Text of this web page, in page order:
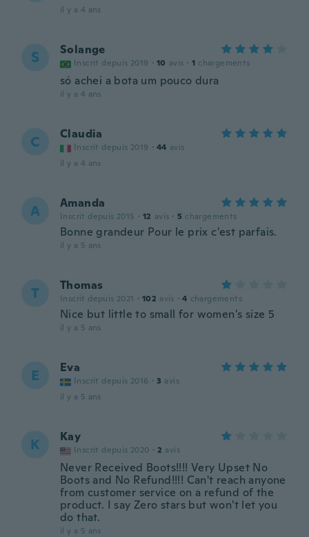
il y a 4 ans
S Solange
Inscrit depuis 2019 · 10 avis · 1 chargements
só achei a bota um pouco dura
il y a 4 ans
C Claudia
Inscrit depuis 2019 · 44 avis
il y a 4 ans
A Amanda
Inscrit depuis 2015 · 12 avis · 5 chargements
Bonne grandeur Pour le prix c'est parfais.
il y a 5 ans
T Thomas
Inscrit depuis 2021 · 102 avis · 4 chargements
Nice but little to small for women's size 5
il y a 5 ans
E Eva
Inscrit depuis 2016 · 3 avis
il y a 5 ans
K Kay
Inscrit depuis 2020 · 2 avis
Never Received Boots!!!! Very Upset No
Boots and No Refund!!!! Can't reach anyone
from customer service on a refund of the
product. I say Zero stars but won't let you
do that.
il y a 5 ans